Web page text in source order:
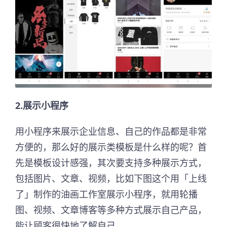
2.展示小程序
用小程序来展示企业信息、自己的作品都是非常
方便的，那么好的展示类模板是什么样的呢？首
先是模板设计感强，其次要支持多种展示方式，
包括图片、文章、视频，比如下图这个用「上线
了」制作的油画工作室展示小程序，就用轮播
图、视频、文章博客等多种方式展示自己产品，